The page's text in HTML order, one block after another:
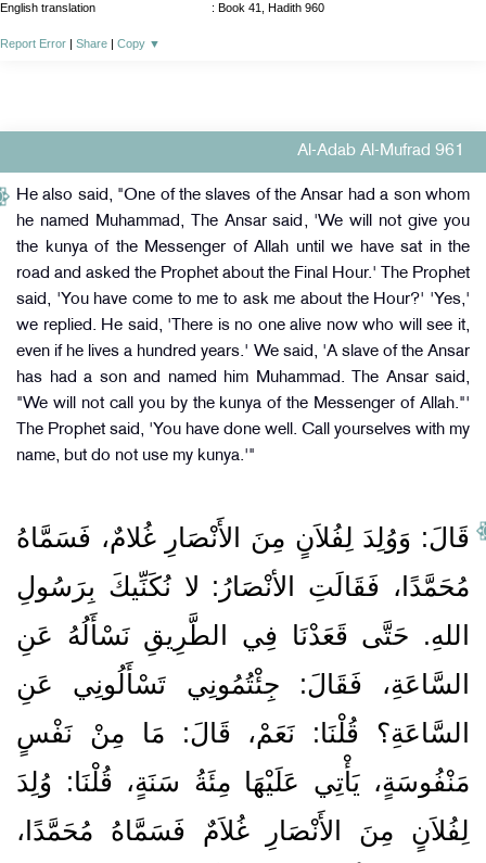
English translation
: Book 41, Hadith 960
Report Error | Share | Copy ▼
Al-Adab Al-Mufrad 961
He also said, "One of the slaves of the Ansar had a son whom
he named Muhammad, The Ansar said, 'We will not give you
the kunya of the Messenger of Allah until we have sat in the
road and asked the Prophet about the Final Hour.' The Prophet
said, 'You have come to me to ask me about the Hour?' 'Yes,'
we replied. He said, 'There is no one alive now who will see it,
even if he lives a hundred years.' We said, 'A slave of the Ansar
has had a son and named him Muhammad. The Ansar said,
"We will not call you by the kunya of the Messenger of Allah."'
The Prophet said, 'You have done well. Call yourselves with my
name, but do not use my kunya.'"
قَالَ‏:‏ وَوُلِدَ لِفُلاَنٍ مِنَ الأَنْصَارِ غُلامٌ، فَسَمَّاهُ
مُحَمَّدًا، فَقَالَتِ الأنْصَارُ‏:‏ لا نُكَنِّيكَ بِرَسُولِ
اللهِ‏.‏ حَتَّى قَعَدْنَا فِي الطَّرِيقِ نَسْأَلُهُ عَنِ
السَّاعَةِ، فَقَالَ‏:‏ جِئْتُمُونِي تَسْأَلُونِي عَنِ
السَّاعَةِ‏؟‏ قُلْنَا‏:‏ نَعَمْ، قَالَ‏:‏ مَا مِنْ نَفْسٍ
مَنْفُوسَةٍ، يَأْتِي عَلَيْهَا مِئَةُ سَنَةٍ، قُلْنَا‏:‏ وُلِدَ
لِفُلاَنٍ مِنَ الأَنْصَارِ غُلاَمٌ فَسَمَّاهُ مُحَمَّدًا،